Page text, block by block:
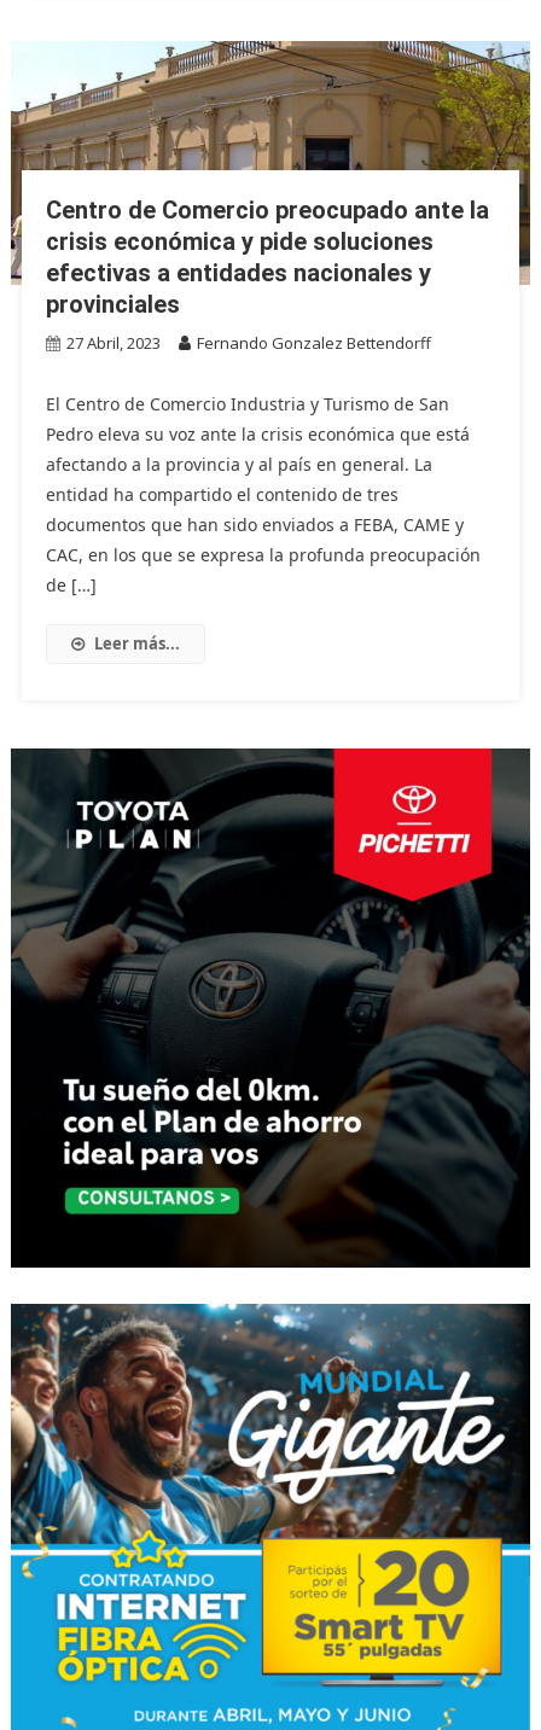
Centro de Comercio preocupado ante la
crisis económica y pide soluciones
efectivas a entidades nacionales y
provinciales
27 Abril, 2023 Fernando Gonzalez Bettendorff
El Centro de Comercio Industria y Turismo de San
Pedro eleva su voz ante la crisis económica que está
afectando a la provincia y al país en general. La
entidad ha compartido el contenido de tres
documentos que han sido enviados a FEBA, CAME y
CAC, en los que se expresa la profunda preocupación
de […]
Leer más...